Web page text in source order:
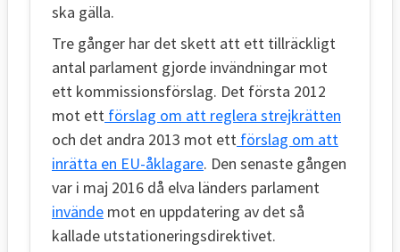
ska gälla.
Tre gånger har det skett att ett tillräckligt
antal parlament gjorde invändningar mot
ett kommissionsförslag. Det första 2012
mot ett förslag om att reglera strejkrätten
och det andra 2013 mot ett förslag om att
inrätta en EU-åklagare. Den senaste gången
var i maj 2016 då elva länders parlament
invände mot en uppdatering av det så
kallade utstationeringsdirektivet.